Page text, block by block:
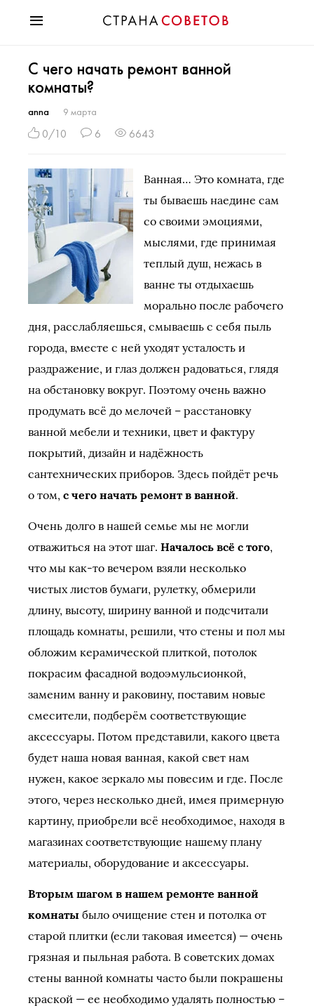
Мода
Звезды
Гороскопы
Здоровье
Хобби
Разное
Праздники
С чего начать ремонт ванной
комнаты?
anna 9 марта
0/10 6 6643
Ванная… Это комната, где
ты бываешь наедине сам
со своими эмоциями,
мыслями, где принимая
теплый душ, нежась в
ванне ты отдыхаешь
морально после рабочего
дня, расслабляешься, смываешь с себя пыль
города, вместе с ней уходят усталость и
раздражение, и глаз должен радоваться, глядя
на обстановку вокруг. Поэтому очень важно
продумать всё до мелочей – расстановку
ванной мебели и техники, цвет и фактуру
покрытий, дизайн и надёжность
сантехнических приборов. Здесь пойдёт речь
о том, с чего начать ремонт в ванной.
Очень долго в нашей семье мы не могли
отважиться на этот шаг. Началось всё с того,
что мы как-то вечером взяли несколько
чистых листов бумаги, рулетку, обмерили
длину, высоту, ширину ванной и подсчитали
площадь комнаты, решили, что стены и пол мы
обложим керамической плиткой, потолок
покрасим фасадной водоэмульсионкой,
заменим ванну и раковину, поставим новые
смесители, подберём соответствующие
аксессуары. Потом представили, какого цвета
будет наша новая ванная, какой свет нам
нужен, какое зеркало мы повесим и где. После
этого, через несколько дней, имея примерную
картину, приобрели всё необходимое, находя в
магазинах соответствующие нашему плану
материалы, оборудование и аксессуары.
Вторым шагом в нашем ремонте ванной
комнаты было очищение стен и потолка от
старой плитки (если таковая имеется) — очень
грязная и пыльная работа. В советских домах
стены ванной комнаты часто были покрашены
краской — ее необходимо удалять полностью –